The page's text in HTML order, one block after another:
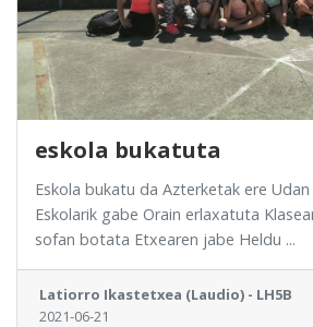
eskola bukatuta
Eskola bukatu da Azterketak ere
Eskolarik gabe Orain erlaxatuta
sofan botata Etxearen jabe Heldu ...
Latiorro Ikastetxea (Laudio) - LH5B
2021-06-21